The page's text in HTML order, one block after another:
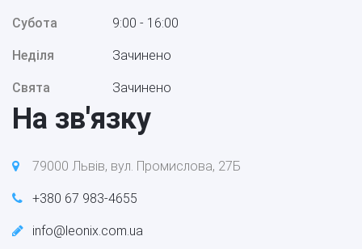
Субота 9:00 - 16:00
Неділя Зачинено
Свята Зачинено
На зв'язку
79000 Львів, вул. Промислова, 27Б
+380 67 983-4655
info@leonix.com.ua